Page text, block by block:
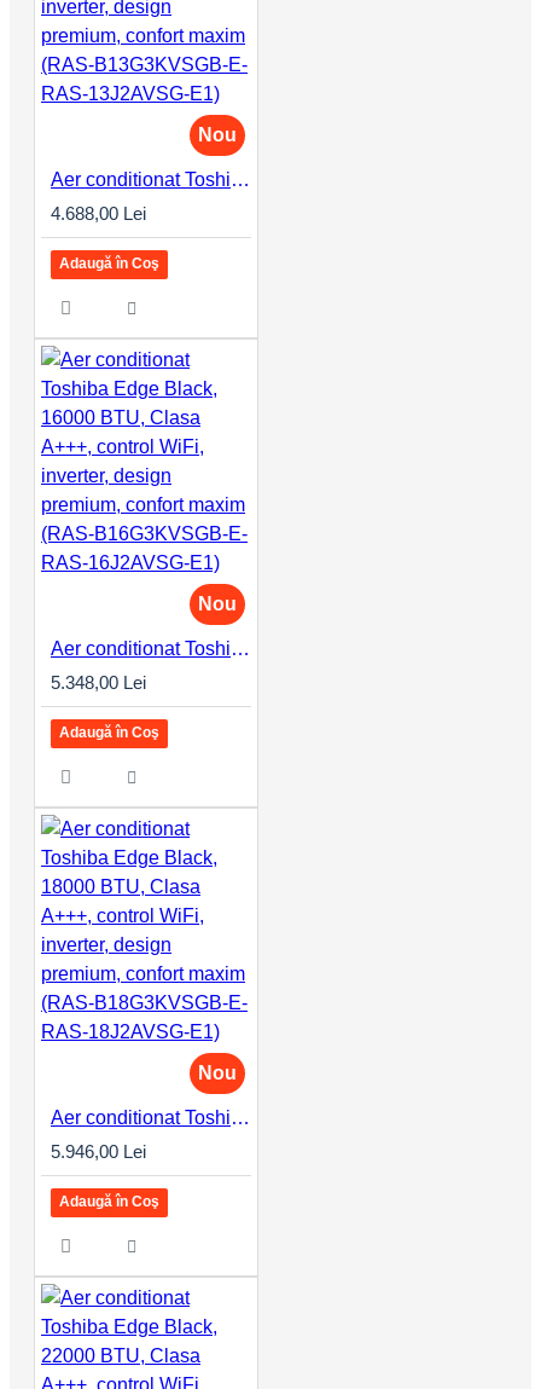
Nou
Aer conditionat Toshiba Edge Black, 12000 BTU, Clasa A+++, control WiFi, inverter, design premium, confort maxim (RAS-B13G3KVSGB-E-RAS-13J2AVSG-E1)
4.688,00 Lei
Adaugă în Coş
Nou
Aer conditionat Toshiba Edge Black, 16000 BTU, Clasa A+++, control WiFi, inverter, design premium, confort maxim (RAS-B16G3KVSGB-E-RAS-16J2AVSG-E1)
5.348,00 Lei
Adaugă în Coş
Nou
Aer conditionat Toshiba Edge Black, 18000 BTU, Clasa A+++, control WiFi, inverter, design premium, confort maxim (RAS-B18G3KVSGB-E-RAS-18J2AVSG-E1)
5.946,00 Lei
Adaugă în Coş